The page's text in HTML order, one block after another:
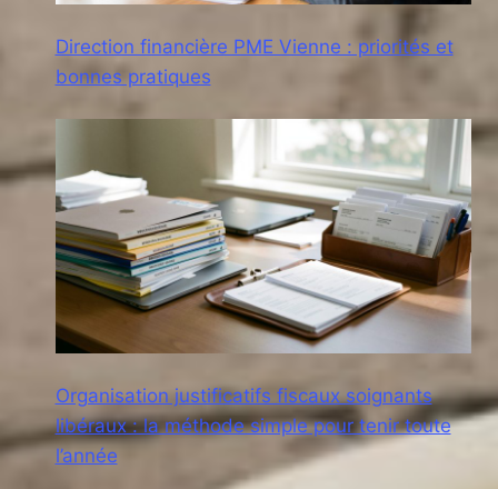
Direction financière PME Vienne : priorités et
bonnes pratiques
Organisation justificatifs fiscaux soignants
libéraux : la méthode simple pour tenir toute
l’année